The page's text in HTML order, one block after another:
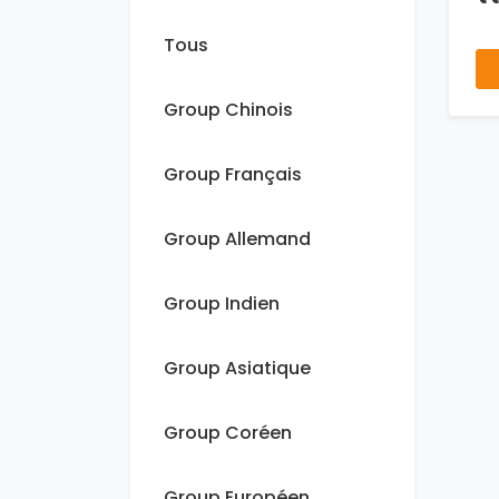
Tous
Group Chinois
Group Français
Group Allemand
Group Indien
Group Asiatique
Group Coréen